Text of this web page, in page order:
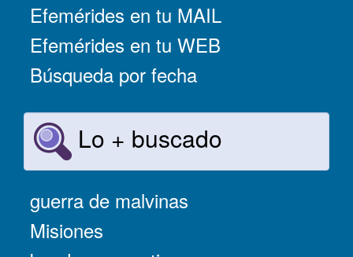
Efemérides en tu MAIL
Efemérides en tu WEB
Búsqueda por fecha
Lo + buscado
guerra de malvinas
Misiones